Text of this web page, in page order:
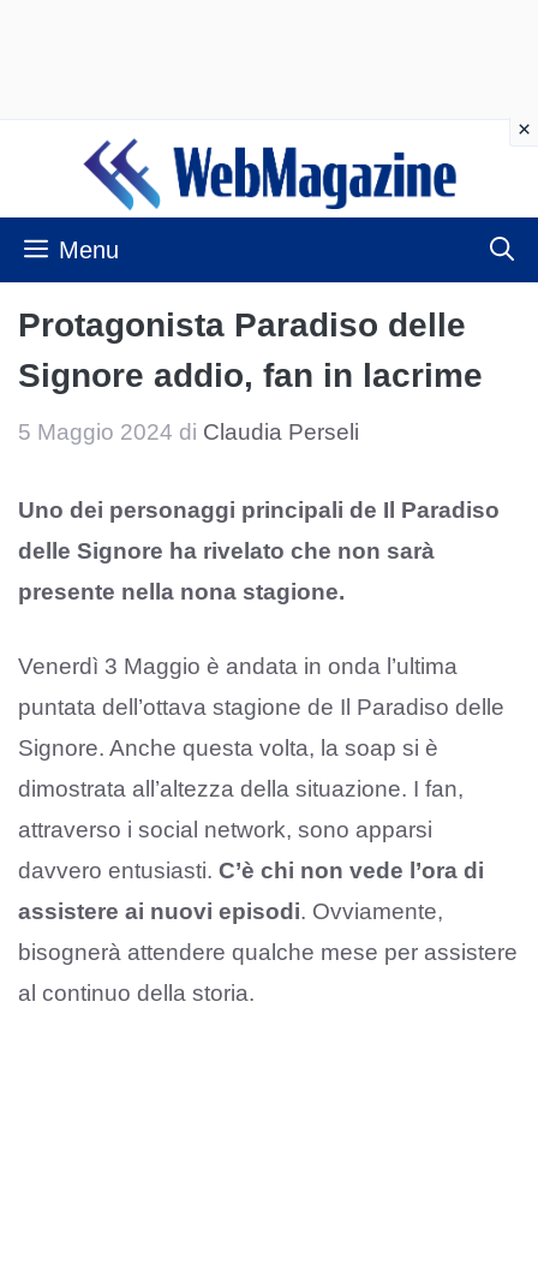
contenuto
Menu
Protagonista Paradiso delle
Signore addio, fan in lacrime
5 Maggio 2024 di Claudia Perseli
Uno dei personaggi principali de Il Paradiso
delle Signore ha rivelato che non sarà
presente nella nona stagione.
Venerdì 3 Maggio è andata in onda l’ultima
puntata dell’ottava stagione de Il Paradiso delle
Signore. Anche questa volta, la soap si è
dimostrata all’altezza della situazione. I fan,
attraverso i social network, sono apparsi
davvero entusiasti. C’è chi non vede l’ora di
assistere ai nuovi episodi. Ovviamente,
bisognerà attendere qualche mese per assistere
al continuo della storia.